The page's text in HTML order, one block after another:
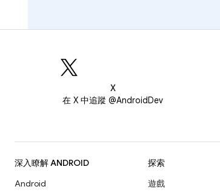
X
在 X 中追蹤 @AndroidDev
深入瞭解 ANDROID
Android
探索
遊戲